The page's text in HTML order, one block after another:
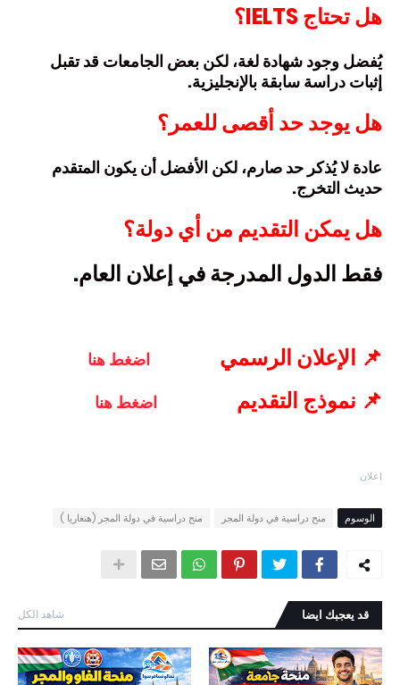
هل تحتاج IELTS؟
يُفضل وجود شهادة لغة، لكن بعض الجامعات قد تقبل
إثبات دراسة سابقة بالإنجليزية.
هل يوجد حد أقصى للعمر؟
عادة لا يُذكر حد صارم، لكن الأفضل أن يكون المتقدم
حديث التخرج.
هل يمكن التقديم من أي دولة؟
فقط الدول المدرجة في إعلان العام.
📌 الإعلان الرسمي اضغط هنا
📌 نموذج التقديم اضغط هنا
اعلان
الوسوم منح دراسية في دولة المجر منح دراسية في دولة المجر (هنغاريا )
قد يعجبك ايضا شاهد الكل